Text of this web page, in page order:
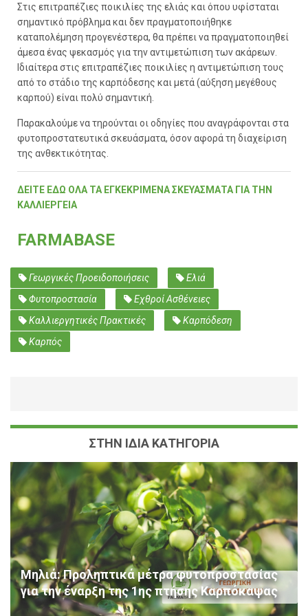
Στις επιτραπέζιες ποικιλίες της ελιάς και όπου υφίσταται
σημαντικό πρόβλημα και δεν πραγματοποιήθηκε
καταπολέμηση προγενέστερα, θα πρέπει να πραγματοποιηθεί
άμεσα ένας ψεκασμός για την αντιμετώπιση των ακάρεων.
Ιδιαίτερα στις επιτραπέζιες ποικιλίες η αντιμετώπιση τους
από το στάδιο της καρπόδεσης και μετά (αύξηση μεγέθους
καρπού) είναι πολύ σημαντική.
Παρακαλούμε να τηρούνται οι οδηγίες που αναγράφονται στα
φυτοπροστατευτικά σκευάσματα, όσον αφορά τη διαχείριση
της ανθεκτικότητας.
ΔΕΙΤΕ ΕΔΩ ΟΛΑ ΤΑ ΕΓΚΕΚΡΙΜΕΝΑ ΣΚΕΥΑΣΜΑΤΑ ΓΙΑ ΤΗΝ
ΚΑΛΛΙΕΡΓΕΙΑ
FARMABASE
Γεωργικές Προειδοποιήσεις
Ελιά
Φυτοπροστασία
Εχθροί Ασθένειες
Καλλιεργητικές Πρακτικές
Καρπόδεση
Καρπός
ΣΤΗΝ ΙΔΙΑ ΚΑΤΗΓΟΡΙΑ
Μηλιά: Προληπτικά μέτρα φυτοπροστασίας
για την έναρξη της 1ης πτήσης Καρπόκαψας